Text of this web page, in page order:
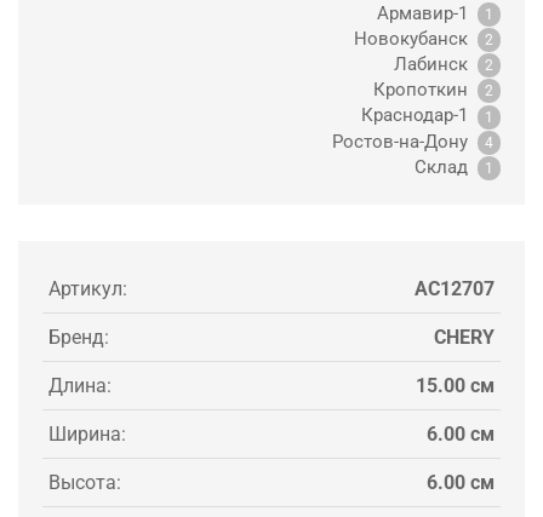
Армавир-1 1
Новокубанск 2
Лабинск 2
Кропоткин 2
Краснодар-1 1
Ростов-на-Дону 4
Склад 1
Артикул: AC12707
Бренд: CHERY
Длина: 15.00 см
Ширина: 6.00 см
Высота: 6.00 см